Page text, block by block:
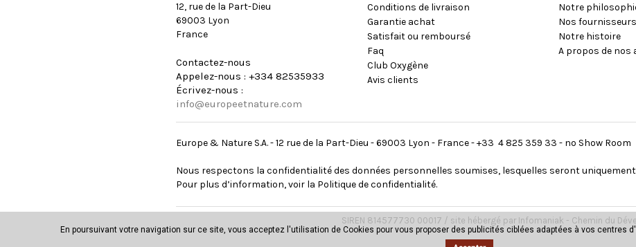
12, rue de la Part-Dieu
69003 Lyon
France
Contactez-nous
Appelez-nous : +334 82535933
Écrivez-nous :
info@europeetnature.com
Conditions de livraison
Garantie achat
Satisfait ou remboursé
Faq
Club Oxygène
Avis clients
Notre
Nos fournisseurs
Notre histoire
A propos de nos
Europe & Nature S.A. - 12 rue de la Part-Dieu - 69003 Lyon - France - +33 4 825 359 33 - no Show Room
Nous respectons la confidentialité des données personnelles soumises, lesquelles seront
Pour plus d’information, voir la Politique de confidentialité.
SIREN 814577730 00017 / site hébergé par Infomaniak - Chemin du
En poursuivant votre navigation sur ce site, vous acceptez l'utilisation de Cookies pour vous proposer des publicités ciblées adaptées à vos